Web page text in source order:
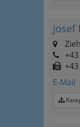
E-Mail